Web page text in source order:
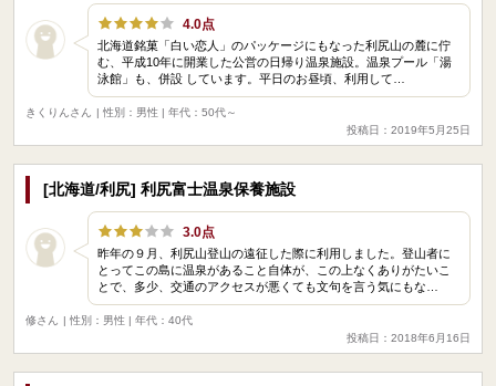
4.0点
北海道銘菓「白い恋人」のパッケージにもなった利尻山の麓に佇
む、平成10年に開業した公営の日帰り温泉施設。温泉プール「湯
泳館」も、併設 しています。平日のお昼頃、利用して…
きくりんさん
| 性別：男性 | 年代：50代～
投稿日：2019年5月25日
[北海道/利尻] 利尻富士温泉保養施設
3.0点
昨年の９月、利尻山登山の遠征した際に利用しました。登山者に
とってこの島に温泉があること自体が、この上なくありがたいこ
とで、多少、交通のアクセスが悪くても文句を言う気にもな…
修さん
| 性別：男性 | 年代：40代
投稿日：2018年6月16日